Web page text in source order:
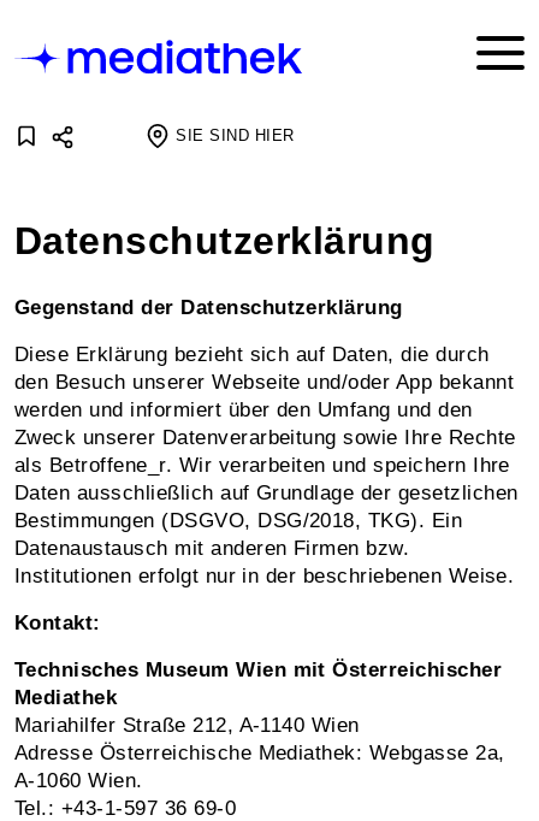
SIE SIND HIER
Datenschutzerklärung
Gegenstand der Datenschutzerklärung
Diese Erklärung bezieht sich auf Daten, die durch
den Besuch unserer Webseite und/oder App bekannt
werden und informiert über den Umfang und den
Zweck unserer Datenverarbeitung sowie Ihre Rechte
als Betroffene_r. Wir verarbeiten und speichern Ihre
Daten ausschließlich auf Grundlage der gesetzlichen
Bestimmungen (DSGVO, DSG/2018, TKG). Ein
Datenaustausch mit anderen Firmen bzw.
Institutionen erfolgt nur in der beschriebenen Weise.
Kontakt:
Technisches Museum Wien mit Österreichischer
Mediathek
Mariahilfer Straße 212, A-1140 Wien
Adresse Österreichische Mediathek: Webgasse 2a,
A-1060 Wien.
Tel.: +43-1-597 36 69-0